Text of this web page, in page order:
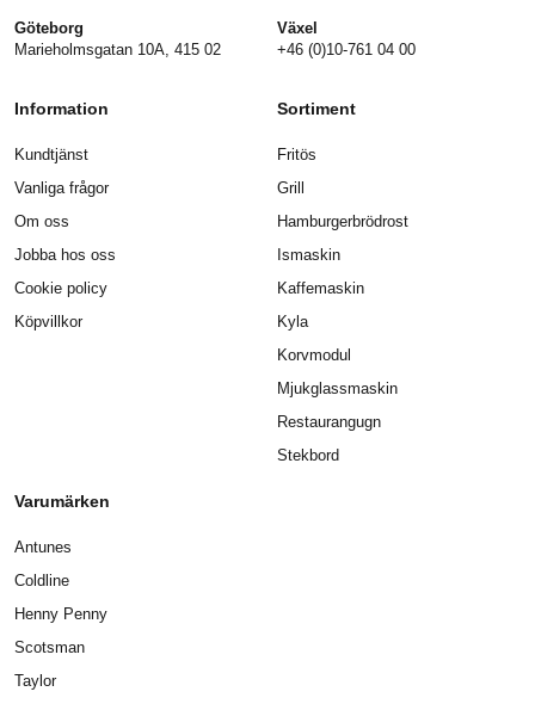
Göteborg
Marieholmsgatan 10A, 415 02
Växel
+46 (0)10-761 04 00
Information
Kundtjänst
Vanliga frågor
Om oss
Jobba hos oss
Cookie policy
Köpvillkor
Sortiment
Fritös
Grill
Hamburgerbrödrost
Ismaskin
Kaffemaskin
Kyla
Korvmodul
Mjukglassmaskin
Restaurangugn
Stekbord
Varumärken
Antunes
Coldline
Henny Penny
Scotsman
Taylor